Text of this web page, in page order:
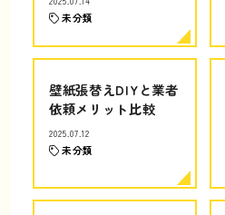
未分類
壁紙張替えDIYと業者
依頼メリット比較
2025.07.12
未分類